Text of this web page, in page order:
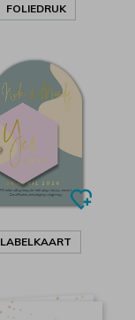
FOLIEDRUK
LABELKAART